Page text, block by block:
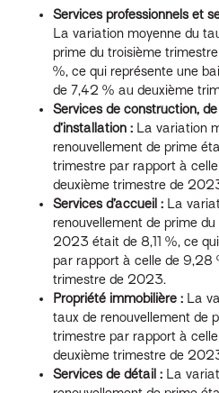
Services professionnels et
La variation moyenne du
prime du troisième
%, ce qui représente une
de 7,42 % au deuxième
Services de construction,
d’installation : La variation
renouvellement de prime
trimestre par rapport à
deuxième trimestre de
Services d’accueil : La
renouvellement de prime
2023 était de 8,11 %, ce
par rapport à celle de 9,28
trimestre de 2023.
Propriété immobilière : La
taux de renouvellement de
trimestre par rapport à
deuxième trimestre de
Services de détail : La